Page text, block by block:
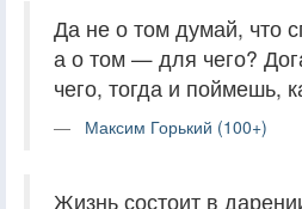
Да не о том думай, что
а о том — для чего?
чего, тогда и поймешь,
Максим Горький (100+)
Жизнь состоит в